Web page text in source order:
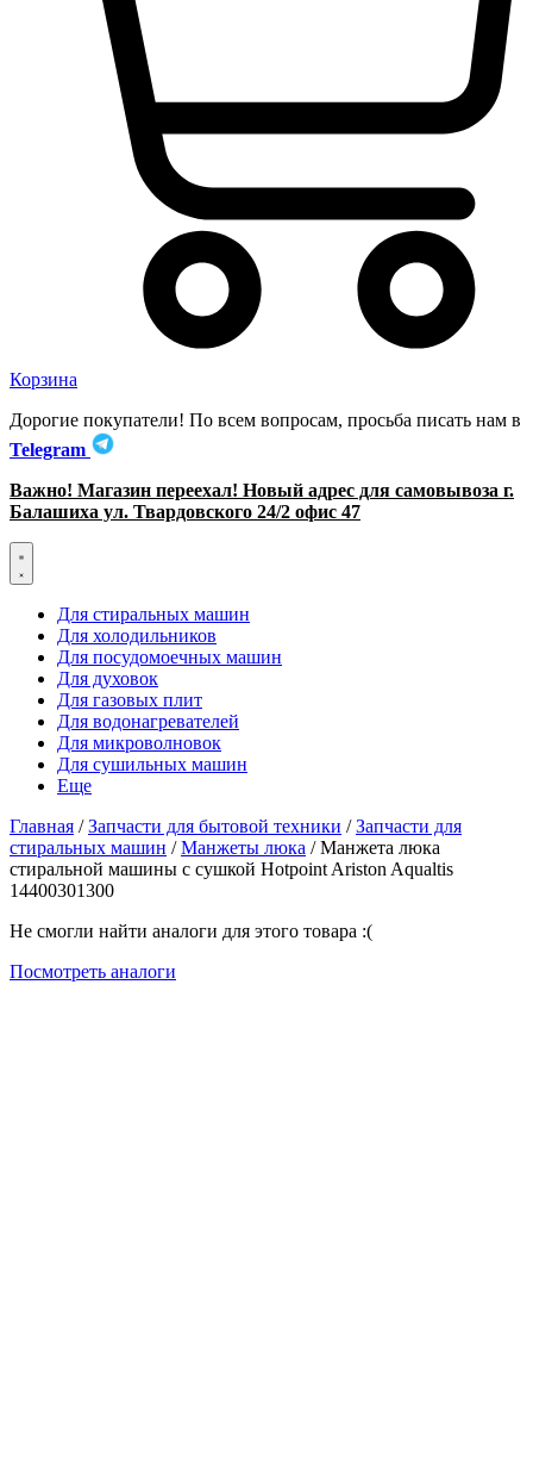
Корзина
Дорогие покупатели! По всем вопросам, просьба писать нам в
Telegram
Важно! Магазин переехал! Новый адрес для самовывоза г.
Балашиха ул. Твардовского 24/2 офис 47
Для стиральных машин
Для холодильников
Для посудомоечных машин
Для духовок
Для газовых плит
Для водонагревателей
Для микроволновок
Для сушильных машин
Еще
Главная /Запчасти для бытовой техники /Запчасти для
стиральных машин /Манжеты люка / Манжета люка
стиральной машины с сушкой Hotpoint Ariston Aqualtis
14400301300
Не смогли найти аналоги для этого товара :(
Посмотреть аналоги